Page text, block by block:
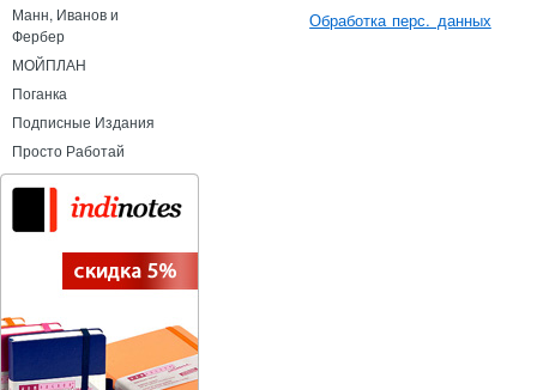
Манн, Иванов и
Фербер
МОЙПЛАН
Поганка
Подписные Издания
Просто Работай
Обработка перс. данных